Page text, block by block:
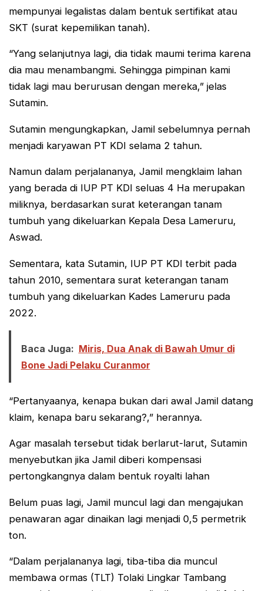
mempunyai legalistas dalam bentuk sertifikat atau
SKT (surat kepemilikan tanah).
“Yang selanjutnya lagi, dia tidak maumi terima karena
dia mau menambangmi. Sehingga pimpinan kami
tidak lagi mau berurusan dengan mereka,” jelas
Sutamin.
Sutamin mengungkapkan, Jamil sebelumnya pernah
menjadi karyawan PT KDI selama 2 tahun.
Namun dalam perjalananya, Jamil mengklaim lahan
yang berada di IUP PT KDI seluas 4 Ha merupakan
miliknya, berdasarkan surat keterangan tanam
tumbuh yang dikeluarkan Kepala Desa Lameruru,
Aswad.
Sementara, kata Sutamin, IUP PT KDI terbit pada
tahun 2010, sementara surat keterangan tanam
tumbuh yang dikeluarkan Kades Lameruru pada
2022.
Baca Juga: Miris, Dua Anak di Bawah Umur di
Bone Jadi Pelaku Curanmor
“Pertanyaanya, kenapa bukan dari awal Jamil datang
klaim, kenapa baru sekarang?,” herannya.
Agar masalah tersebut tidak berlarut-larut, Sutamin
menyebutkan jika Jamil diberi kompensasi
pertongkangnya dalam bentuk royalti lahan
Belum puas lagi, Jamil muncul lagi dan mengajukan
penawaran agar dinaikan lagi menjadi 0,5 permetrik
ton.
“Dalam perjalananya lagi, tiba-tiba dia muncul
membawa ormas (TLT) Tolaki Lingkar Tambang